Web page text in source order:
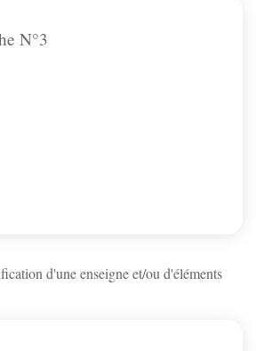
N°3
d'une enseigne et/ou d'éléments